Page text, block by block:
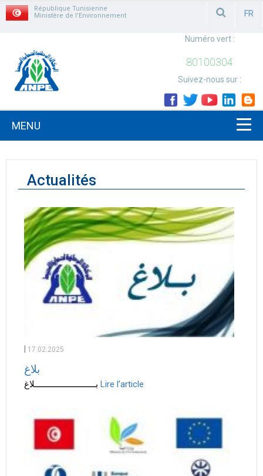
République Tunisienne
Ministère de l'Environnement
FR
Numéro vert :
80100304
Suivez-nous sur :
MENU
Actualités
17.02.2025
بلاغ
Lire l’article